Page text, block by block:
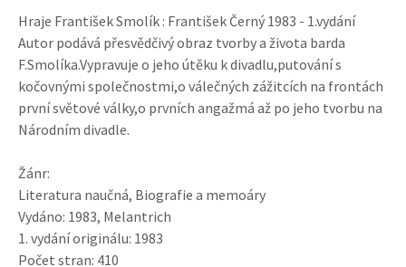
Hraje František Smolík : František Černý 1983 - 1.vydání
Autor podává přesvědčivý obraz tvorby a života barda
F.Smolíka.Vypravuje o jeho útěku k divadlu,putování s
kočovnými společnostmi,o válečných zážitcích na frontách
první světové války,o prvních angažmá až po jeho tvorbu na
Národním divadle.
Žánr:
Literatura naučná, Biografie a memoáry
Vydáno: 1983, Melantrich
1. vydání originálu: 1983
Počet stran: 410